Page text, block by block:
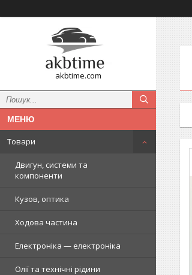
akbtime.com
Товари
Двигун, системи та
компоненти
Кузов, оптика
Ходова частина
Електроніка — електроніка
Олії та технічні рідини